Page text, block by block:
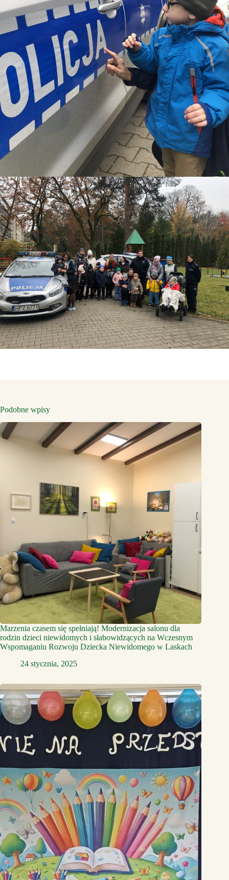
Podobne wpisy
Marzenia czasem się spełniają! Modernizacja salonu dla
rodzin dzieci niewidomych i słabowidzących na Wczesnym
Wspomaganiu Rozwoju Dziecka Niewidomego w Laskach
24 stycznia, 2025